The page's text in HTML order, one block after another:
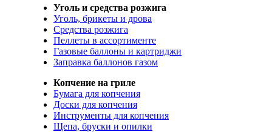
Уголь и средства розжига
Уголь, брикеты и дрова
Средства розжига
Пеллеты в ассортименте
Газовые баллоны и картриджи
Заправка баллонов газом
Копчение на гриле
Бумага для копчения
Доски для копчения
Инструменты для копчения
Щепа, бруски и опилки